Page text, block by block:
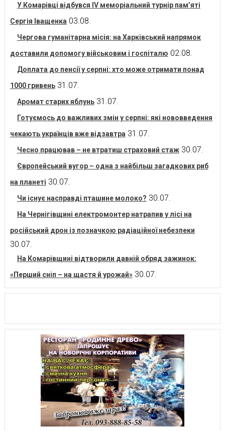
У Комарівці відбувся IV меморіальний турнір пам’яті
Сергія Іващенка 03.08.
Чергова гуманітарна місія: на Харківський напрямок
доставили допомогу військовим і госпіталю 02.08.
Доплата до пенсії у серпні: хто може отримати понад
1000 гривень 31.07.
Аромат старих яблунь 31.07.
Готуємось до важливих змін у серпні: які нововведення
чекають українців вже відзавтра 31.07.
Чесно працював – не втратиш страховий стаж 30.07.
Європейський вугор – одна з найбільш загадкових риб
на планеті 30.07.
Чи існує насправді пташине молоко? 30.07.
На Чернігівщині електромонтер натрапив у лісі на
російський дрон із позначкою радіаційної небезпеки
30.07.
На Комарівщині відтворили давній обряд зажинок:
«Перший сніп – на щастя й урожай» 30.07.